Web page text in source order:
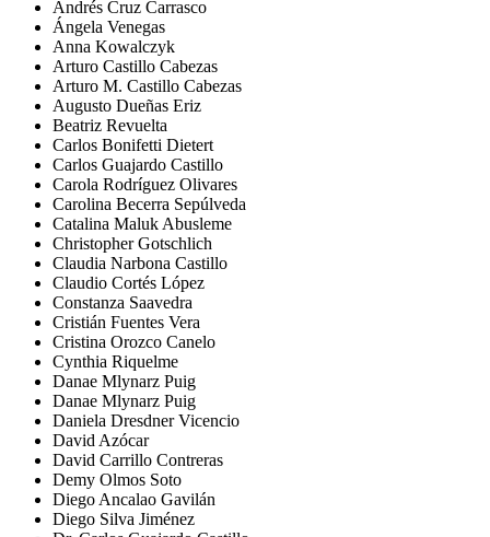
Andrés Cruz Carrasco
Ángela Venegas
Anna Kowalczyk
Arturo Castillo Cabezas
Arturo M. Castillo Cabezas
Augusto Dueñas Eriz
Beatriz Revuelta
Carlos Bonifetti Dietert
Carlos Guajardo Castillo
Carola Rodríguez Olivares
Carolina Becerra Sepúlveda
Catalina Maluk Abusleme
Christopher Gotschlich
Claudia Narbona Castillo
Claudio Cortés López
Constanza Saavedra
Cristián Fuentes Vera
Cristina Orozco Canelo
Cynthia Riquelme
Danae Mlynarz Puig
Danae Mlynarz Puig
Daniela Dresdner Vicencio
David Azócar
David Carrillo Contreras
Demy Olmos Soto
Diego Ancalao Gavilán
Diego Silva Jiménez